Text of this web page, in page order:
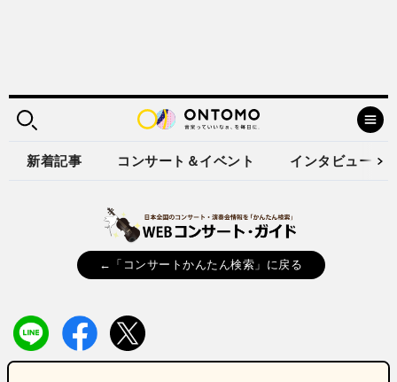
新着記事 コンサート＆イベント インタビュー
←「コンサートかんたん検索」に戻る